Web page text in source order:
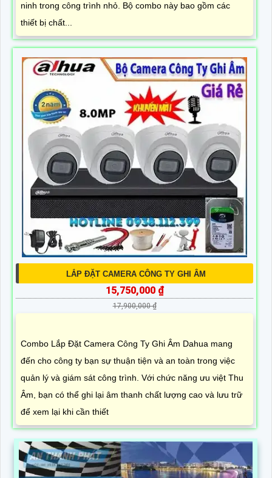
ninh trong công trình nhỏ. Bộ combo này bao gồm các
thiết bị chất...
LẮP ĐẶT CAMERA CÔNG TY GHI ÂM
15,750,000 ₫
17,900,000 ₫
Combo Lắp Đặt Camera Công Ty Ghi Âm Dahua mang
đến cho công ty bạn sự thuận tiện và an toàn trong việc
quản lý và giám sát công trình. Với chức năng ưu việt Thu
Âm, bạn có thể ghi lại âm thanh chất lượng cao và lưu trữ
để xem lại khi cần thiết